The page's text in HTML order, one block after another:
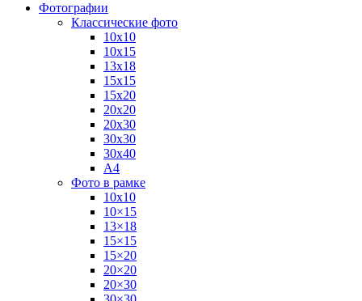
Фотографии
Классические фото
10х10
10х15
13х18
15х15
15х20
20х20
20х30
30х30
30х40
А4
Фото в рамке
10х10
10×15
13×18
15×15
15×20
20×20
20×30